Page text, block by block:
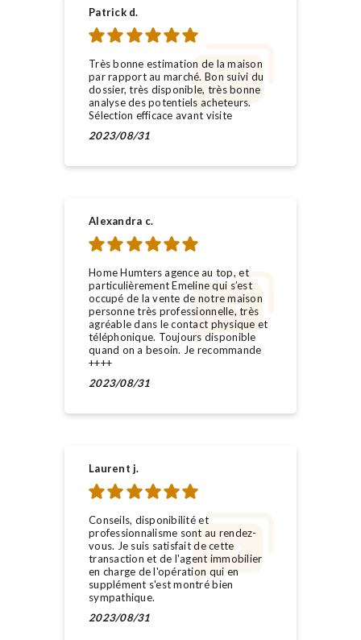
Patrick d.
Très bonne estimation de la maison
par rapport au marché. Bon suivi du
dossier, très disponible, très bonne
analyse des potentiels acheteurs.
Sélection efficace avant visite
2023/08/31
Alexandra c.
Home Humters agence au top, et
particulièrement Emeline qui s’est
occupé de la vente de notre maison
personne très professionnelle, très
agréable dans le contact physique et
téléphonique. Toujours disponible
quand on a besoin. Je recommande
++++
2023/08/31
Laurent j.
Conseils, disponibilité et
professionnalisme sont au rendez-
vous. Je suis satisfait de cette
transaction et de l'agent immobilier
en charge de l'opération qui en
supplément s'est montré bien
sympathique.
2023/08/31